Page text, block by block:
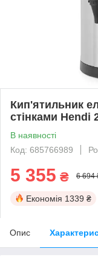
Кип'ятильник
стінками Hendi
В наявності
Код: 685766989
5 355 ₴ 6 694
Економія 1339 ₴
Опис